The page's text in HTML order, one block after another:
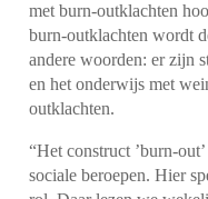
met burn-outklachten
burn-outklachten wordt
andere woorden: er zijn
en het onderwijs met
outklachten.
“Het construct ’burn-
sociale beroepen. Hier